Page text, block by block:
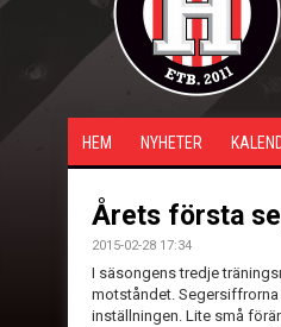
HEM NYHETER
Årets första
2015-02-28 17:34
I säsongens tredje
motståndet. Segersiffrorna
inställningen. Lite små